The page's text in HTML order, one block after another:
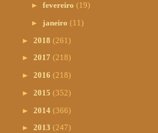
►fevereiro(19)
► janeiro(11)
► 2018 (261)
► 2017 (218)
► 2016 (218)
► 2015 (352)
► 2014 (366)
► 2013 (247)